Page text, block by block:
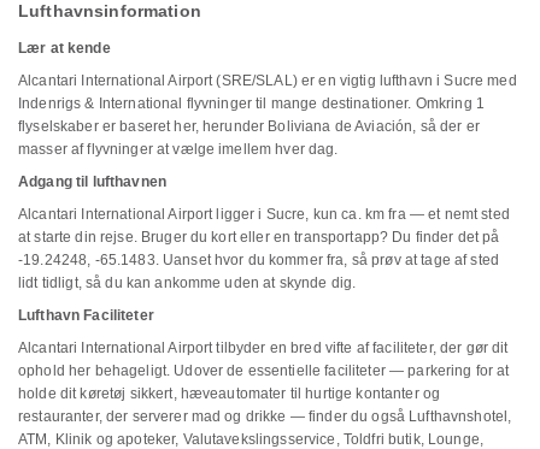
Lufthavnsinformation
Lær at kende
Alcantari International Airport (SRE/SLAL) er en vigtig lufthavn i Sucre med
Indenrigs & International flyvninger til mange destinationer. Omkring 1
flyselskaber er baseret her, herunder Boliviana de Aviación, så der er
masser af flyvninger at vælge imellem hver dag.
Adgang til lufthavnen
Alcantari International Airport ligger i Sucre, kun ca. km fra — et nemt sted
at starte din rejse. Bruger du kort eller en transportapp? Du finder det på
-19.24248, -65.1483. Uanset hvor du kommer fra, så prøv at tage af sted
lidt tidligt, så du kan ankomme uden at skynde dig.
Lufthavn Faciliteter
Alcantari International Airport tilbyder en bred vifte af faciliteter, der gør dit
ophold her behageligt. Udover de essentielle faciliteter — parkering for at
holde dit køretøj sikkert, hæveautomater til hurtige kontanter og
restauranter, der serverer mad og drikke — finder du også Lufthavnshotel,
ATM, Klinik og apoteker, Valutavekslingsservice, Toldfri butik, Lounge,